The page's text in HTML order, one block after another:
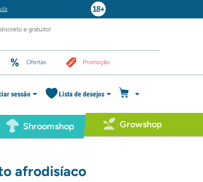
e gratuito!
Ofertas Promoção
sessão Lista de desejos
Shroomshop Growshop
afrodisíaco